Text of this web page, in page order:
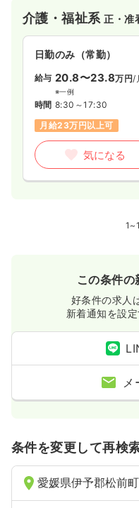
介護・福祉系正・准
日勤のみ（常勤）
給与 20.8〜23.8万円/
※一例
時間 8:30～17:30
月給23万円以上可
気になる
この条件
好条件の求人
新着通知を設
メ
条件を変更して再検
愛媛県伊予郡松前町